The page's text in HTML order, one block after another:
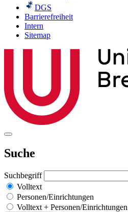
DGS
Barrierefreiheit
Intern
Sitemap
Suche
Suchbegriff
Volltext
Personen/Einrichtungen
Volltext + Personen/Einrichtungen